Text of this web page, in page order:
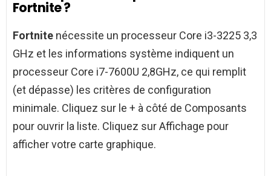
Fortnite ?
Fortnite nécessite un processeur Core i3-3225 3,3
GHz et les informations système indiquent un
processeur Core i7-7600U 2,8GHz, ce qui remplit
(et dépasse) les critères de configuration
minimale. Cliquez sur le + à côté de Composants
pour ouvrir la liste. Cliquez sur Affichage pour
afficher votre carte graphique.